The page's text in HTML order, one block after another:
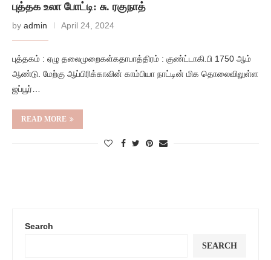
புத்தக உலா போட்டி: சு. ரகுநாத்
by admin April 24, 2024
புத்தகம் : ஏழு தலைமுறைகள்கதாபாத்திரம் : குண்ட்டாகி.பி 1750 ஆம்
ஆண்டு. மேற்கு ஆப்பிரிக்காவின் காம்பியா நாட்டின் மிக தொலைவிலுள்ள
ஜப்பூர்…
READ MORE
Search
SEARCH